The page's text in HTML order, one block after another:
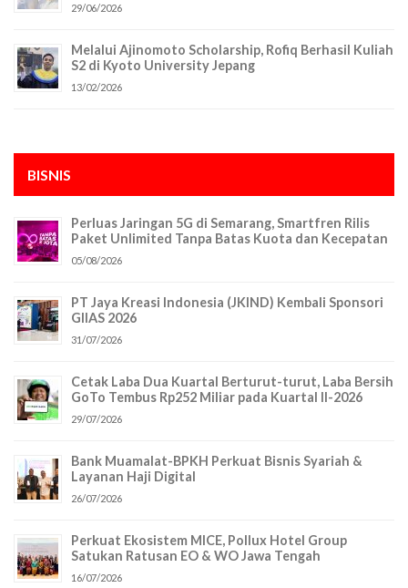
29/06/2026
Melalui Ajinomoto Scholarship, Rofiq Berhasil Kuliah
S2 di Kyoto University Jepang
13/02/2026
BISNIS
Perluas Jaringan 5G di Semarang, Smartfren Rilis
Paket Unlimited Tanpa Batas Kuota dan Kecepatan
05/08/2026
PT Jaya Kreasi Indonesia (JKIND) Kembali Sponsori
GIIAS 2026
31/07/2026
Cetak Laba Dua Kuartal Berturut-turut, Laba Bersih
GoTo Tembus Rp252 Miliar pada Kuartal II-2026
29/07/2026
Bank Muamalat-BPKH Perkuat Bisnis Syariah &
Layanan Haji Digital
26/07/2026
Perkuat Ekosistem MICE, Pollux Hotel Group
Satukan Ratusan EO & WO Jawa Tengah
16/07/2026